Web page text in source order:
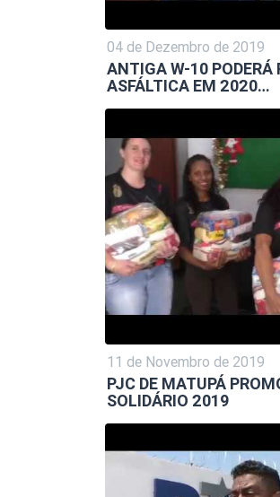
04 de Dezembro de 2019
ANTIGA W-10 PODERÁ
ASFÁLTICA EM 2020…
11 de Novembro de 2019
PJC DE MATUPÁ
SOLIDÁRIO 2019